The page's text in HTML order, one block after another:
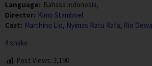
Language: Bahasa indonesia,
Director: Kimo Stamboel
Cast: Marthino Lio, Nyimas Ratu Rafa, Rio
snake
Post Views: 3,190